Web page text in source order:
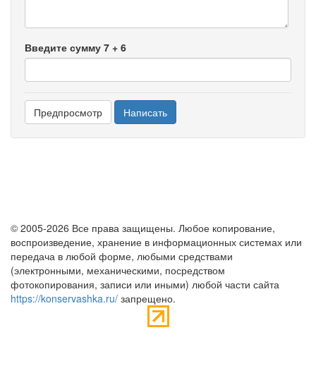
Введите сумму 7 + 6
© 2005-2026 Все права защищены. Любое копирование,
воспроизведение, хранение в информационных системах или
передача в любой форме, любыми средствами
(электронными, механическими, посредством
фотокопирования, записи или иными) любой части сайта
https://konservashka.ru/ запрещено.